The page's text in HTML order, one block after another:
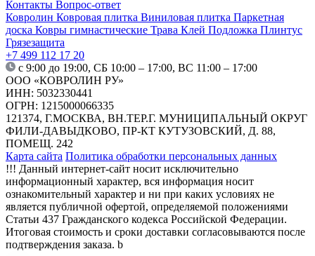
Контакты Вопрос-ответ
Ковролин Ковровая плитка Виниловая плитка Паркетная
доска Ковры гимнастические Трава Клей Подложка Плинтус
Грязезащита
+7 499 112 17 20
с 9:00 до 19:00, СБ 10:00 – 17:00, ВС 11:00 – 17:00
ООО «КОВРОЛИН РУ»
ИНН: 5032330441
ОГРН: 1215000066335
121374, Г.МОСКВА, ВН.ТЕР.Г. МУНИЦИПАЛЬНЫЙ ОКРУГ
ФИЛИ-ДАВЫДКОВО, ПР-КТ КУТУЗОВСКИЙ, Д. 88,
ПОМЕЩ. 242
Карта сайта Политика обработки персональных данных
!!! Данный интернет-сайт носит исключительно
информационный характер, вся информация носит
ознакомительный характер и ни при каких условиях не
является публичной офертой, определяемой положениями
Статьи 437 Гражданского кодекса Российской Федерации.
Итоговая стоимость и сроки доставки согласовываются после
подтверждения заказа. b